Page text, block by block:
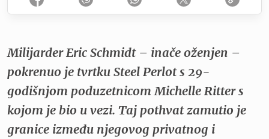
Milijarder Eric Schmidt – inače oženjen –
pokrenuo je tvrtku Steel Perlot s 29-
godišnjom poduzetnicom Michelle Ritter s
kojom je bio u vezi. Taj pothvat zamutio je
granice između njegovog privatnog i